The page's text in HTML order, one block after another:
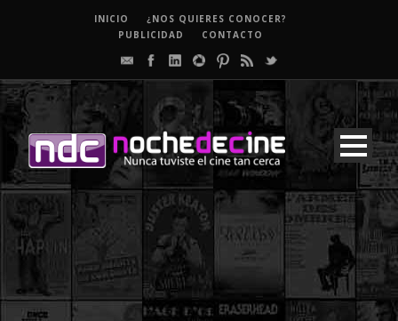
INICIO
¿NOS QUIERES CONOCER?
PUBLICIDAD
CONTACTO